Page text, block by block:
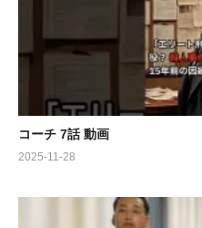
コーチ 7話 動画
2025-11-28